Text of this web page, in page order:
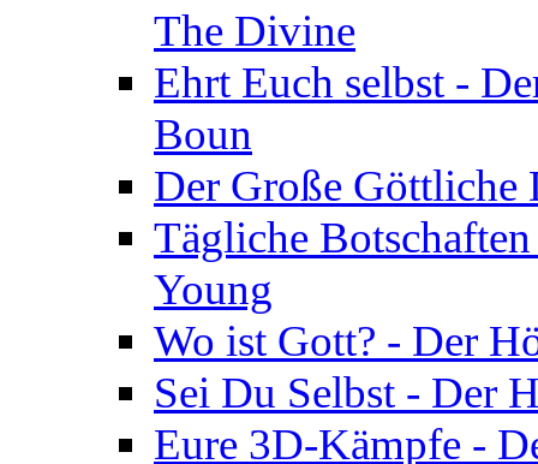
The Divine
Ehrt Euch selbst -
Boun
Der Große
Tägliche
Young
Wo ist Gott? - Der
Sei Du Selbst - Der
Eure 3D-Kämpfe -